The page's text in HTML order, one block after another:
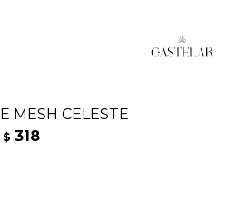
MESH CELESTE
$ 318